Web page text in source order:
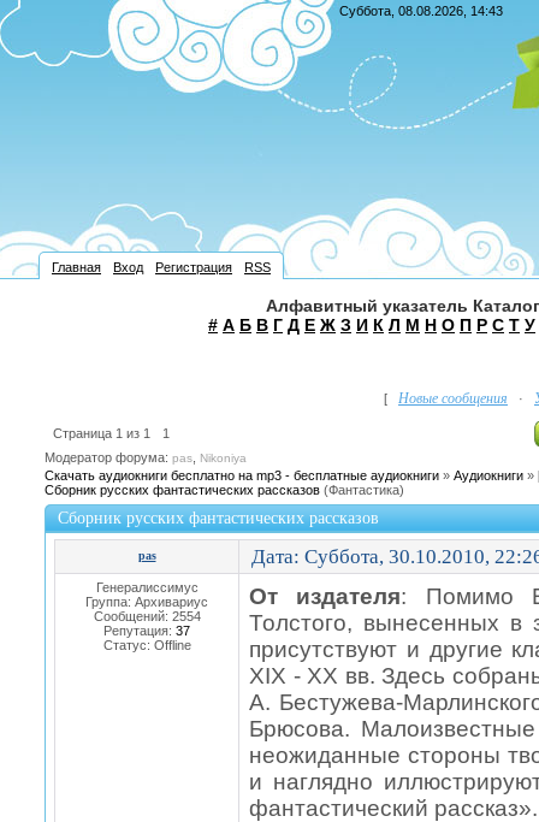
Суббота, 08.08.2026, 14:43
Главная Вход Регистрация RSS
Алфавитный указатель
# А Б В Г Д Е Ж З И К Л М Н О П Р С Т У
[ Новые сообщения ·
Страница 1 из 1
1
Модератор форума: pas Nikoniya
Скачать аудиокниги бесплатно на mp3 - бесплатные аудиокниги » Аудиокниги »
Сборник русских фантастических рассказов (Фантастика)
Сборник русских фантастических рассказов
pas Дата: Суббота, 30.10.2010,
Генералиссимус
Группа: Архивариус
Сообщений: 2554
Репутация: 37
Статус: Offline
От издателя: Помимо
Толстого, вынесенных в
присутствуют и другие
XIX - XX вв. Здесь
А. Бестужева-
Брюсова.
неожиданные стороны
и наглядно
фантастический